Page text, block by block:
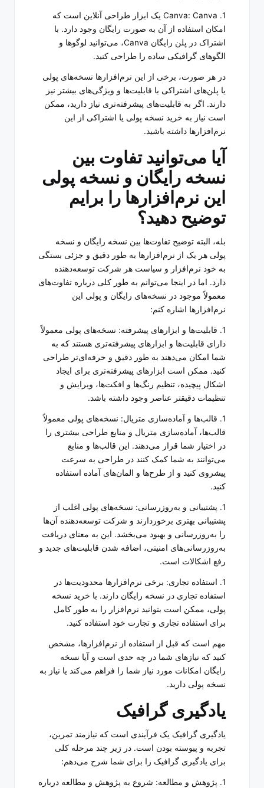
1. Canva: Canva یک ابزار طراحی آنلاین است که
امکان استفاده از آن به صورت رایگان وجود دارد. با
اشتراک در پلن رایگان Canva، می‌توانید لوگوها و
الگوهای گرافیکی ساده را طراحی کنید.
در هر صورت، برخی از این نرم‌افزارها نسخه‌های پولی
یا پلن‌های اشتراکی با قابلیت‌ها و ویژگی‌های بیشتر نیز
دارند. اگر به قابلیت‌های پیشرفته‌تری نیاز دارید، ممکن
است نیاز به خرید نسخه پولی یا اشتراکی از این
نرم‌افزارها داشته باشید.
آیا می‌توانید تفاوت بین
نسخه رایگان و نسخه پولی
این نرم‌افزارها را برایم
توضیح دهید؟
بله، البته توضیح تفاوت‌ها بین نسخه رایگان و نسخه
پولی هر یک از نرم‌افزارها به طور دقیق و جزئی بستگی
به خود نرم‌افزار و سیاست هر شرکت توسعه‌دهنده
دارد. اما در اینجا می‌توانم به طور کلی درباره تفاوت‌های
معمولاً موجود در نسخه‌های رایگان و پولی این
نرم‌افزارها اشاره کنم:
1. قابلیت‌ها و ابزارهای پیشرفته: نسخه‌های پولی معمولاً
دارای قابلیت‌ها و ابزارهای پیشرفته‌تری هستند که به
شما امکان می‌دهند به طور دقیق و حرفه‌ای‌تر طراحی
کنید. ممکن است ابزارهای پیشرفته‌تری برای ایجاد
اشکال پیچیده، تنظیم رنگ‌ها و افکت‌ها، ویرایش و
تنظیمات دقیقتر عناصر وجود داشته باشد.
1. قالب‌ها و آماده‌سازی متریال: نسخه‌های پولی معمولاً
قالب‌ها، آماده‌سازی متریال و منابع طراحی بیشتری را
در اختیار شما قرار می‌دهند. این قالب‌ها و منابع
می‌توانند به شما کمک کنند در طراحی به سرعت
پیشروی کنید و از طرح‌ها و المان‌های آماده استفاده
کنید.
1. پشتیبانی و به‌روزرسانی: نسخه‌های پولی اغلب از
پشتیبانی بهتری برخوردارند و شرکت توسعه‌دهنده آن‌ها
را به‌روزرسانی و بهبود می‌بخشد. این به معنای دریافت
به‌روزرسانی‌های امنیتی، اضافه شدن قابلیت‌های جدید و
رفع اشکالات است.
1. استفاده تجاری: برخی نرم‌افزارها محدودیت‌ها در
استفاده تجاری در نسخه رایگان دارند. با خرید نسخه
پولی، ممکن است بتوانید نرم‌افزار را به طور کامل
برای استفاده تجاری و تجارت خود استفاده کنید.
مهم است که قبل از استفاده از نرم‌افزارها، مشخص
کنید که نیازهای شما در چه حدی است و آیا نسخه
رایگان امکانات مورد نیاز شما را فراهم می‌کند یا نیاز به
نسخه پولی دارید.
یادگیری گرافیک
یادگیری گرافیک یک فرآیندی است که نیازمند تمرین،
تجربه و پیوسته بودن است. در زیر چند مرحله کلی
برای یادگیری گرافیک را برای شما شرح می‌دهم:
1. پژوهش و مطالعه: شروع به پژوهش و مطالعه درباره